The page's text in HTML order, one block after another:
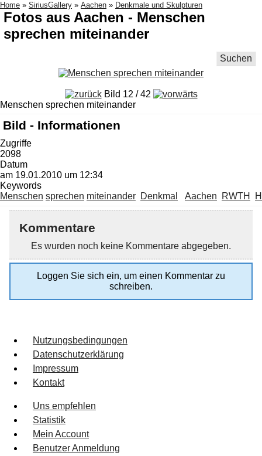
Home » SiriusGallery » Aachen » Denkmale und Skulpturen
Fotos aus Aachen - Menschen
sprechen miteinander
Suchen
Bild 12 / 42
Menschen sprechen miteinander
Bild - Informationen
Zugriffe
2098
Datum
am 19.01.2010 um 12:34
Keywords
Menschen sprechen miteinander Denkmal Aachen RWTH
Kommentare
Es wurden noch keine Kommentare abgegeben.
Loggen Sie sich ein, um einen Kommentar zu
schreiben.
Nutzungsbedingungen
Datenschutzerklärung
Impressum
Kontakt
Uns empfehlen
Statistik
Mein Account
Benutzer Anmeldung